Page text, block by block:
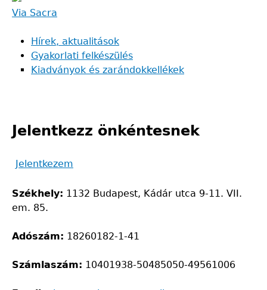
Via Sacra
to
top
Hírek, aktualitások
Gyakorlati felkészülés
Kiadványok és zarándokkellékek
Jelentkezz önkéntesnek
Jelentkezem
Székhely: 1132 Budapest, Kádár utca 9-11. VII.
em. 85.
Adószám: 18260182-1-41
Számlaszám: 10401938-50485050-49561006